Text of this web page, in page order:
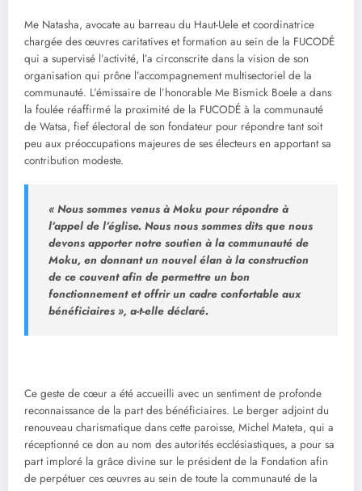
Me Natasha, avocate au barreau du Haut-Uele et coordinatrice
chargée des œuvres caritatives et formation au sein de la FUCODÉ
qui a supervisé l’activité, l’a circonscrite dans la vision de son
organisation qui prône l’accompagnement multisectoriel de la
communauté. L’émissaire de l’honorable Me Bismick Boele a dans
la foulée réaffirmé la proximité de la FUCODÉ à la communauté
de Watsa, fief électoral de son fondateur pour répondre tant soit
peu aux préoccupations majeures de ses électeurs en apportant sa
contribution modeste.
« Nous sommes venus à Moku pour répondre à
l’appel de l’église. Nous nous sommes dits que nous
devons apporter notre soutien à la communauté de
Moku, en donnant un nouvel élan à la construction
de ce couvent afin de permettre un bon
fonctionnement et offrir un cadre confortable aux
bénéficiaires », a-t-elle déclaré.
Ce geste de cœur a été accueilli avec un sentiment de profonde
reconnaissance de la part des bénéficiaires. Le berger adjoint du
renouveau charismatique dans cette paroisse, Michel Mateta, qui a
réceptionné ce don au nom des autorités ecclésiastiques, a pour sa
part imploré la grâce divine sur le président de la Fondation afin
de perpétuer ces œuvres au sein de toute la communauté de la